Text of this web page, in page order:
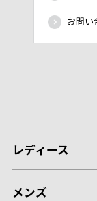
お問い
レディース
メンズ